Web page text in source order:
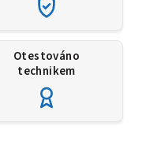
Otestováno
technikem